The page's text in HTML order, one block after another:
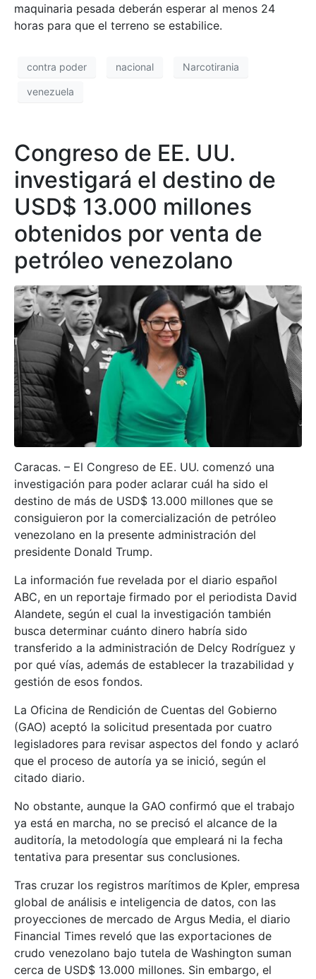
maquinaria pesada deberán esperar al menos 24
horas para que el terreno se estabilice.
contra poder nacional Narcotirania
venezuela
Congreso de EE. UU.
investigará el destino de
USD$ 13.000 millones
obtenidos por venta de
petróleo venezolano
Caracas. – El Congreso de EE. UU. comenzó una
investigación para poder aclarar cuál ha sido el
destino de más de USD$ 13.000 millones que se
consiguieron por la comercialización de petróleo
venezolano en la presente administración del
presidente Donald Trump.
La información fue revelada por el diario español
ABC, en un reportaje firmado por el periodista David
Alandete, según el cual la investigación también
busca determinar cuánto dinero habría sido
transferido a la administración de Delcy Rodríguez y
por qué vías, además de establecer la trazabilidad y
gestión de esos fondos.
La Oficina de Rendición de Cuentas del Gobierno
(GAO) aceptó la solicitud presentada por cuatro
legisladores para revisar aspectos del fondo y aclaró
que el proceso de autoría ya se inició, según el
citado diario.
No obstante, aunque la GAO confirmó que el trabajo
ya está en marcha, no se precisó el alcance de la
auditoría, la metodología que empleará ni la fecha
tentativa para presentar sus conclusiones.
Tras cruzar los registros marítimos de Kpler, empresa
global de análisis e inteligencia de datos, con las
proyecciones de mercado de Argus Media, el diario
Financial Times reveló que las exportaciones de
crudo venezolano bajo tutela de Washington suman
cerca de USD$ 13.000 millones. Sin embargo, el